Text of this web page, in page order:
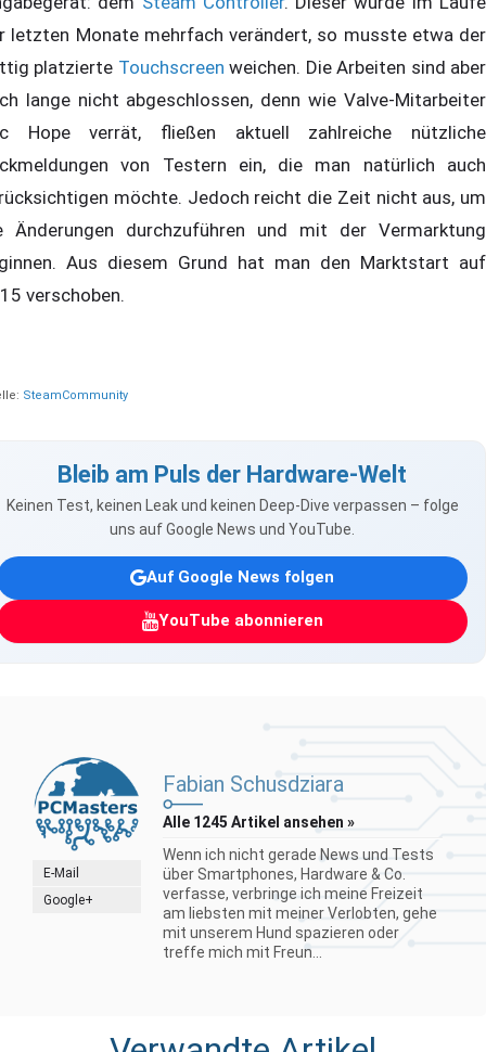
letzten Monate mehrfach verändert, so musste etwa der
platzierte Touchscreen weichen. Die Arbeiten sind aber
lange nicht abgeschlossen, denn wie Valve-Mitarbeiter
Hope verrät, fließen aktuell zahlreiche nützliche
von Testern ein, die man natürlich auch
möchte. Jedoch reicht die Zeit nicht aus, um
Änderungen durchzuführen und mit der Vermarktung
Aus diesem Grund hat man den Marktstart auf
verschoben.
SteamCommunity
Bleib am Puls der Hardware-Welt
Keinen Test, keinen Leak und keinen Deep-Dive verpassen – folge
uns auf Google News und YouTube.
Auf Google News folgen
YouTube abonnieren
E-Mail
Google+
Fabian Schusdziara
Alle 1245 Artikel ansehen »
Wenn ich nicht gerade News und Tests
über Smartphones, Hardware & Co.
verfasse, verbringe ich meine Freizeit
am liebsten mit meiner Verlobten, gehe
mit unserem Hund spazieren oder
treffe mich mit Freun...